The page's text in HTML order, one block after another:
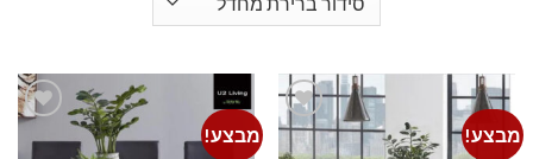
מבצע!
Add to
wishlist
מבצע!